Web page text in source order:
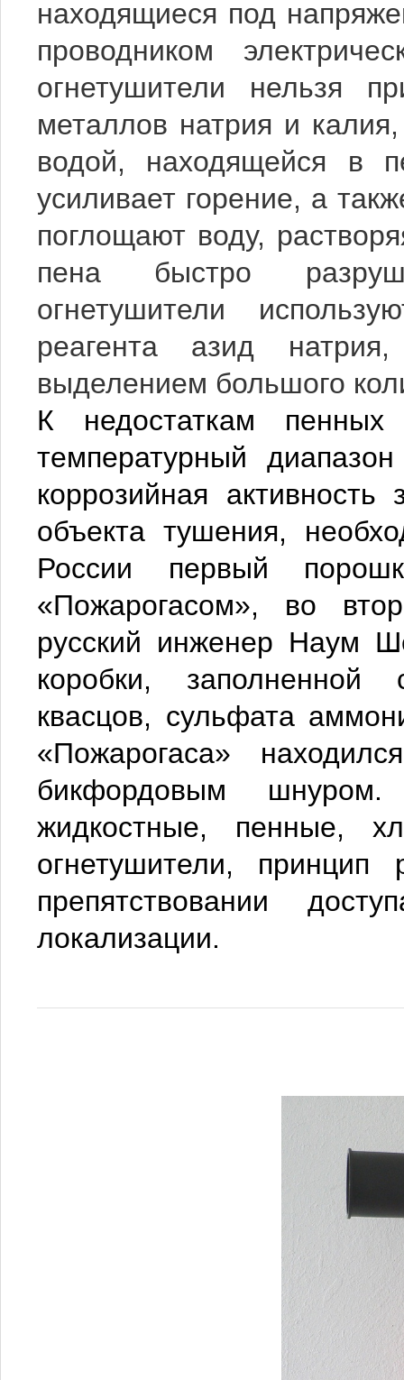
находящиеся под
проводником
огнетушители нельзя
металлов натрия и
водой, находящейся в
усиливает горение, а
поглощают воду,
пена быстро
огнетушители
реагента азид
выделением большого
К недостаткам пенных
температурный
коррозийная
объекта тушения,
России первый
«Пожарогасом», во
русский инженер Наум
коробки, заполненной
квасцов, сульфата
«Пожарогаса»
бикфордовым
жидкостные, пенные,
огнетушители,
препятствовании
локализации.